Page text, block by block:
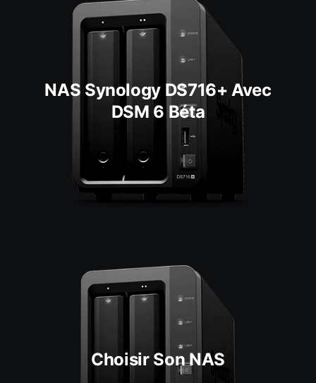
NAS Synology DS716+ Avec
DSM 6 Béta
Choisir Son NAS